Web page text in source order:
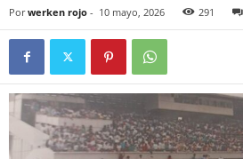
Por werken rojo - 10 mayo, 2026 291